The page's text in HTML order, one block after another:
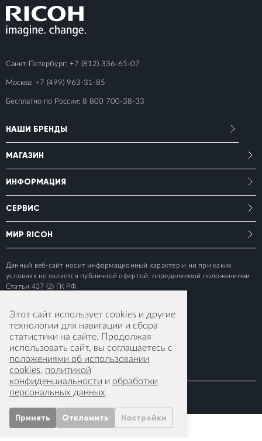
Санкт-Петербург: +7 (812) 336-65-07
Москва: +7 (499) 963-31-85
Бесплатно по России: 8 800 700-38-33
НАШИ БРЕНДЫ
МАГАЗИН
ИНФОРМАЦИЯ
СЕРВИС
МИР RICOH
Данный веб-сайт носит информационный характер и ни при каких
условиях не является публичной офертой, определяемой положениями
Статьи 437 (2) ГК РФ.
© 2015-2026 RICOH IMAGING EUROPE S.A.S
Этот сайт использует cookies и другие
технологии для навигации и сбора
статистики на сайте. Продолжая
использовать сайт, вы соглашаетесь с
положениями об использовании
cookies, политикой
конфиденциальности и обработки
персональных данных.
Принять Отклонить Настройки